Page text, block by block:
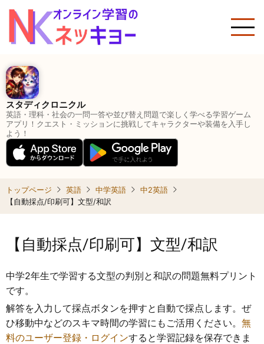
メ
ン
テ
ン
ツ
に
移
スタディクロニクル
英語・理科・社会の一問一答や並び替え問題で楽しく学べる学習ゲーム
アプリ！クエスト・ミッションに挑戦してキャラクターや装備を入手し
よう！
トップページ 英語 中学英語
中2英語
【自動採点/印刷可】文型/和訳
【自動採点/印刷可】文型/和訳
中学2年生で学習する文型の判別と和訳の問題無料プリント
です。
解答を入力して採点ボタンを押すと自動で採点します。ぜ
ひ移動中などのスキマ時間の学習にもご活用ください。 無
料のユーザー登録・ログインすると学習記録を保存できま